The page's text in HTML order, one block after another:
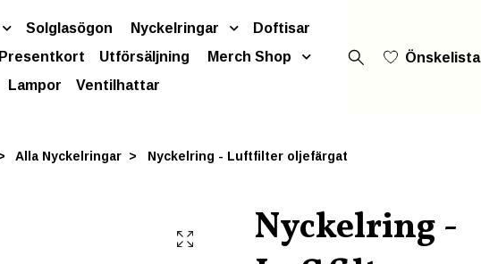
Solglasögon Nyckelringar
Doftisar
Presentkort Utförsäljning
Merch Shop
Lampor
Ventilhattar
Önskelista
Alla Nyckelringar Nyckelring - Luftfilter oljefärgat
Nyckelring -